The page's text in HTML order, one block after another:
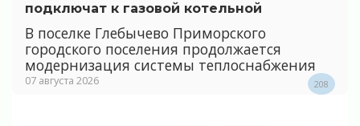
подключат к газовой котельной
В поселке Глебычево Приморского
городского поселения продолжается
модернизация системы теплоснабжения
07 августа 2026 208